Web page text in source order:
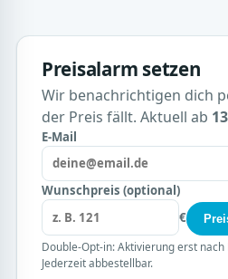
Preisalarm setzen
Wir benachrichtigen dich
der Preis fällt. Aktuell ab
E-Mail
Wunschpreis (optional)
€
Double-Opt-in: Aktivierung erst
Jederzeit abbestellbar.